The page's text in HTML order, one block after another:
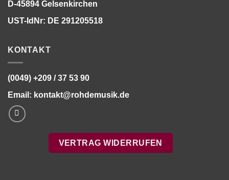
D-45894 Gelsenkirchen
UST-IdNr: DE 291205518
KONTAKT
(0049) +209 / 37 53 90
Email: kontakt@rohdemusik.de
VERTRAG WIDERRUFEN